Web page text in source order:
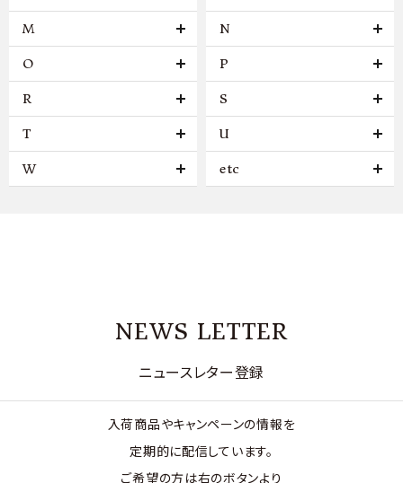
M N
O P
R S
T U
W etc
NEWS LETTER
ニュースレター登録
入荷商品やキャンペーンの情報を
定期的に配信しています。
ご希望の方は右のボタンより